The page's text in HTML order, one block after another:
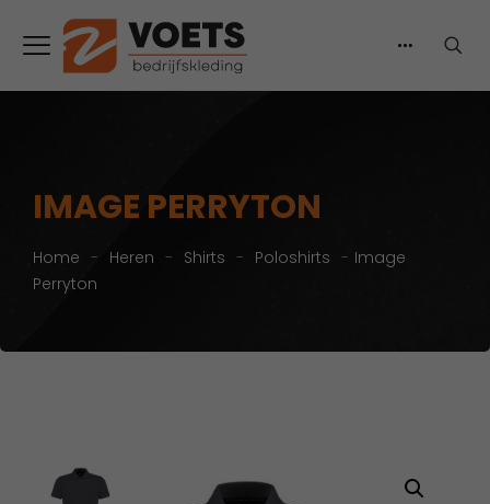
IMAGE PERRYTON
Home - Heren - Shirts - Poloshirts - Image
Perryton